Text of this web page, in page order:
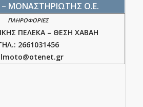
ΜΟΝΑΣΤΗΡΙΩΤΗΣ Ο.Ε.
ΠΕΛΕΚΑ – ΘΕΣΗ ΧΑΒΑΗ
2661031456